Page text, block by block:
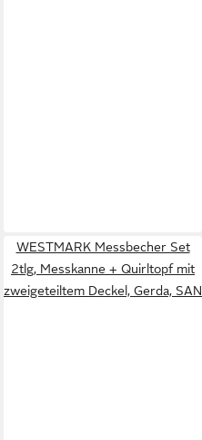
WESTMARK Messbecher Set
2tlg, Messkanne + Quirltopf mit
zweigeteiltem Deckel, Gerda, SAN